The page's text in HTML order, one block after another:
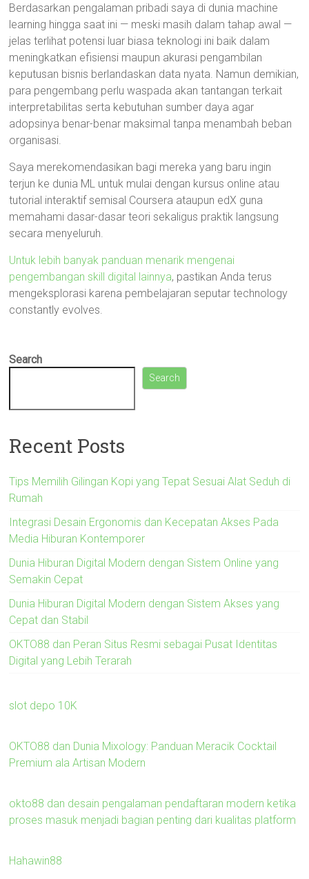
Berdasarkan pengalaman pribadi saya di dunia machine
learning hingga saat ini — meski masih dalam tahap awal —
jelas terlihat potensi luar biasa teknologi ini baik dalam
meningkatkan efisiensi maupun akurasi pengambilan
keputusan bisnis berlandaskan data nyata. Namun demikian,
para pengembang perlu waspada akan tantangan terkait
interpretabilitas serta kebutuhan sumber daya agar
adopsinya benar-benar maksimal tanpa menambah beban
organisasi.
Saya merekomendasikan bagi mereka yang baru ingin
terjun ke dunia ML untuk mulai dengan kursus online atau
tutorial interaktif semisal Coursera ataupun edX guna
memahami dasar-dasar teori sekaligus praktik langsung
secara menyeluruh.
Untuk lebih banyak panduan menarik mengenai
pengembangan skill digital lainnya, pastikan Anda terus
mengeksplorasi karena pembelajaran seputar technology
constantly evolves.
Search
Search
Recent Posts
Tips Memilih Gilingan Kopi yang Tepat Sesuai Alat Seduh di
Rumah
Integrasi Desain Ergonomis dan Kecepatan Akses Pada
Media Hiburan Kontemporer
Dunia Hiburan Digital Modern dengan Sistem Online yang
Semakin Cepat
Dunia Hiburan Digital Modern dengan Sistem Akses yang
Cepat dan Stabil
OKTO88 dan Peran Situs Resmi sebagai Pusat Identitas
Digital yang Lebih Terarah
slot depo 10K
OKTO88 dan Dunia Mixology: Panduan Meracik Cocktail
Premium ala Artisan Modern
okto88 dan desain pengalaman pendaftaran modern ketika
proses masuk menjadi bagian penting dari kualitas platform
Hahawin88